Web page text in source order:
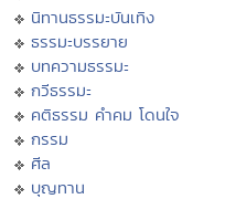
นิทานธรรมะบันเทิง
ธรรมะบรรยาย
บทความธรรมะ
กวีธรรมะ
คติธรรม คำคม โดนใจ
กรรม
ศีล
บุญทาน